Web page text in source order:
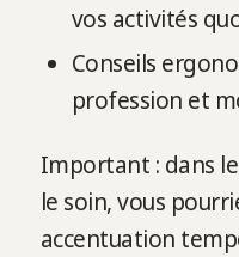
vos activités
Conseils
profession et
Important : dans
le soin, vous
accentuation